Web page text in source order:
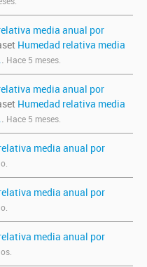
media anual por
Humedad relativa media
. Hace 5 meses.
media anual por
Humedad relativa media
. Hace 5 meses.
media anual por
media anual por
media anual por